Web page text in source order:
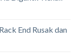
End Rusak dan